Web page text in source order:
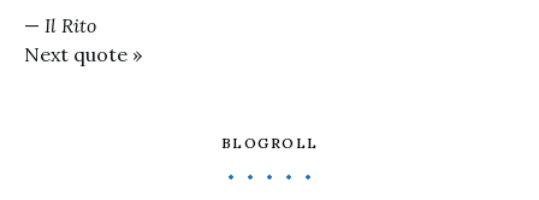
— Il Rito
Next quote »
BLOGROLL